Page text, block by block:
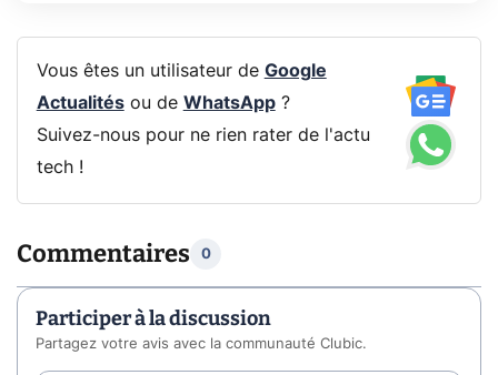
Vous êtes un utilisateur de Google
Actualitésou de WhatsApp?
Suivez-nous pour ne rien rater de l'actu
tech !
Commentaires 0
Participer à la discussion
Partagez votre avis avec la communauté Clubic.